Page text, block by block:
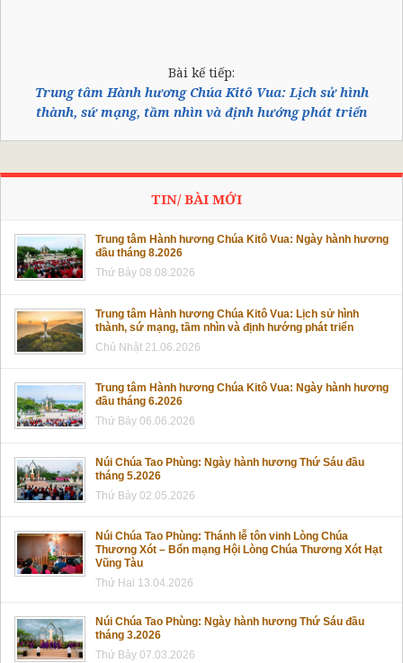
Bài kế tiếp:
Trung tâm Hành hương Chúa Kitô Vua: Lịch sử hình
thành, sứ mạng, tầm nhìn và định hướng phát triển
TIN/ BÀI MỚI
Trung tâm Hành hương Chúa Kitô Vua: Ngày hành hương
đầu tháng 8.2026
Thứ Bảy 08.08.2026
Trung tâm Hành hương Chúa Kitô Vua: Lịch sử hình
thành, sứ mạng, tầm nhìn và định hướng phát triển
Chủ Nhật 21.06.2026
Trung tâm Hành hương Chúa Kitô Vua: Ngày hành hương
đầu tháng 6.2026
Thứ Bảy 06.06.2026
Núi Chúa Tao Phùng: Ngày hành hương Thứ Sáu đầu
tháng 5.2026
Thứ Bảy 02.05.2026
Núi Chúa Tao Phùng: Thánh lễ tôn vinh Lòng Chúa
Thương Xót – Bổn mạng Hội Lòng Chúa Thương Xót Hạt
Vũng Tàu
Thứ Hai 13.04.2026
Núi Chúa Tao Phùng: Ngày hành hương Thứ Sáu đầu
tháng 3.2026
Thứ Bảy 07.03.2026